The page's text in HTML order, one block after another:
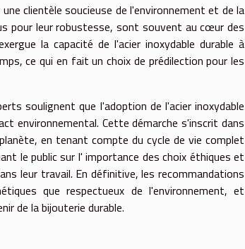
clientèle soucieuse de l'environnement et de la
pour leur robustesse, sont souvent au cœur des
la capacité de l'acier inoxydable durable à
ce qui en fait un choix de prédilection pour les
soulignent que l'adoption de l'acier inoxydable
environnemental. Cette démarche s'inscrit dans
en tenant compte du cycle de vie complet
le public sur l' importance des choix éthiques et
leur travail. En définitive, les recommandations
que respectueux de l'environnement, et
de la bijouterie durable.